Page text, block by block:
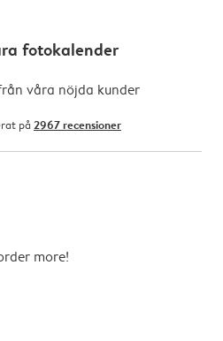
fotokalender
våra nöjda kunder
på 2967 recensioner
more!